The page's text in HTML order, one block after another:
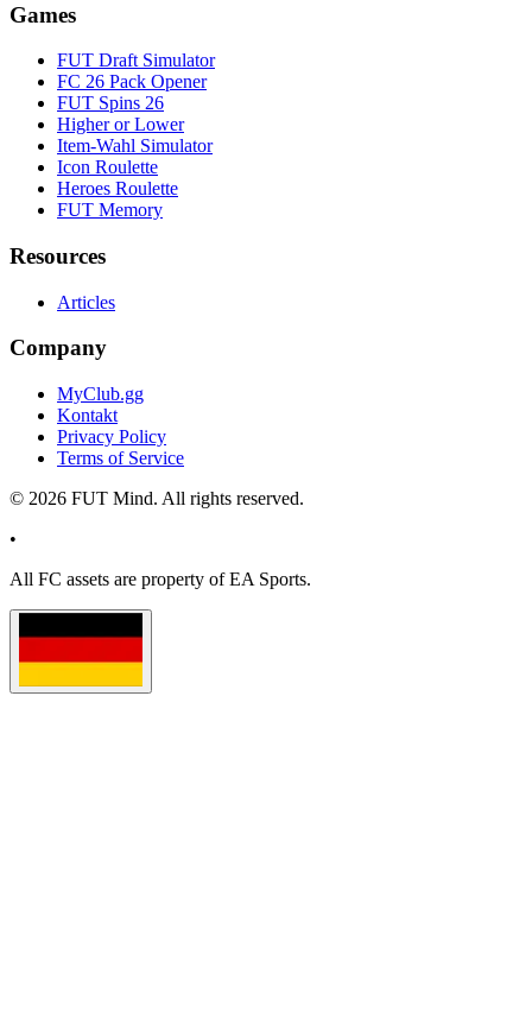
Games
FUT Draft Simulator
FC 26 Pack Opener
FUT Spins 26
Higher or Lower
Item-Wahl Simulator
Icon Roulette
Heroes Roulette
FUT Memory
Resources
Articles
Company
MyClub.gg
Kontakt
Privacy Policy
Terms of Service
© 2026 FUT Mind. All rights reserved.
•
All FC assets are property of EA Sports.